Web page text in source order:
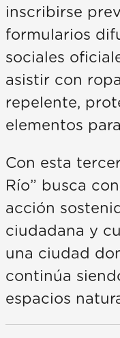
inscribirse
formularios
sociales
asistir con
repelente,
elementos
Con esta
Río” busca
acción
ciudadana y
una ciudad
continúa
espacios